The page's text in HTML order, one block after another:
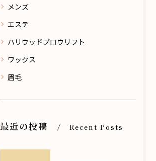
メンズ
エステ
ハリウッドブロウリフト
ワックス
眉毛
最近の投稿 Recent Posts